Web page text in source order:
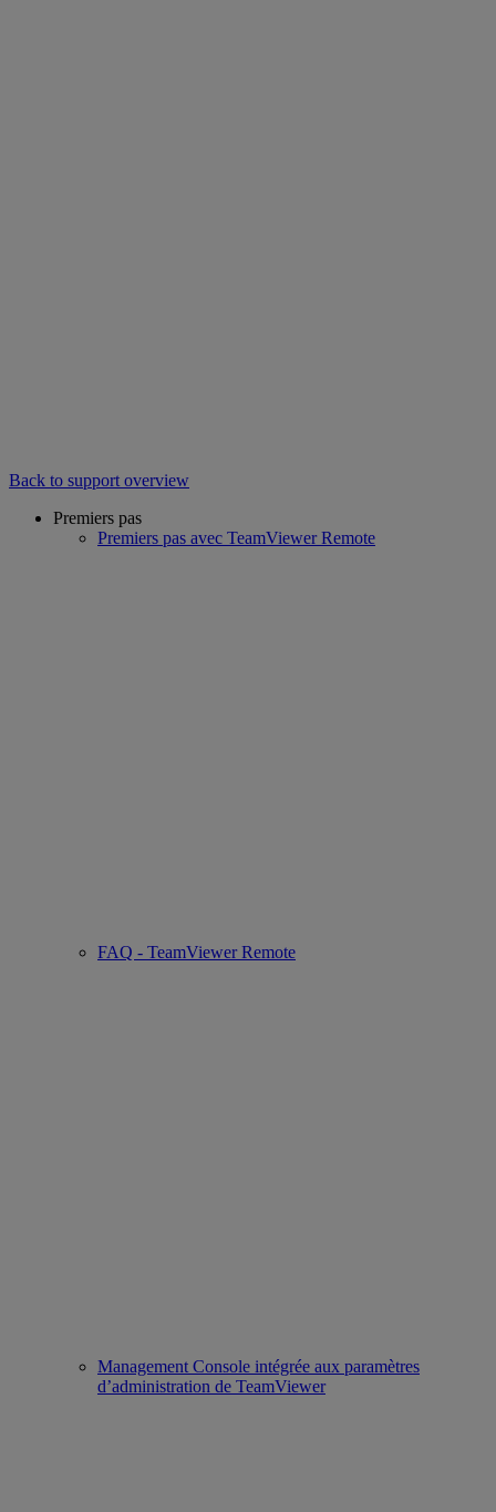
Back to support overview
Premiers pas
Premiers pas avec TeamViewer Remote
FAQ - TeamViewer Remote
Management Console intégrée aux paramètres
d’administration de TeamViewer